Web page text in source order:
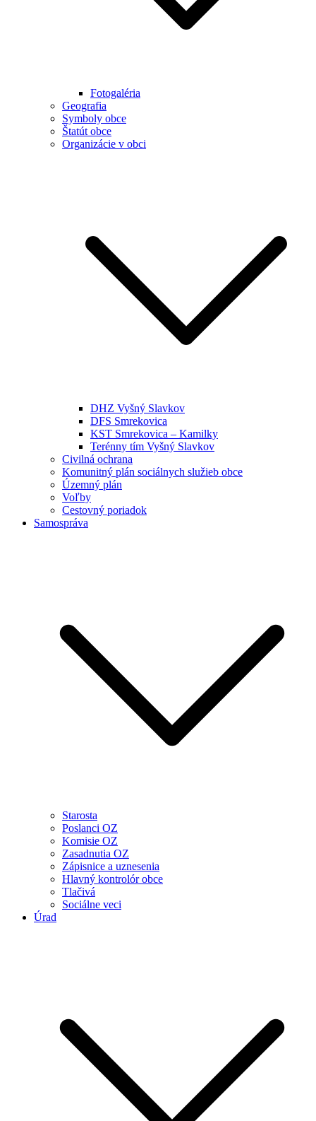
Fotogaléria
Geografia
Symboly obce
Štatút obce
Organizácie v obci
DHZ Vyšný Slavkov
DFS Smrekovica
KST Smrekovica – Kamilky
Terénny tím Vyšný Slavkov
Civilná ochrana
Komunitný plán sociálnych služieb obce
Územný plán
Voľby
Cestovný poriadok
Samospráva
Starosta
Poslanci OZ
Komisie OZ
Zasadnutia OZ
Zápisnice a uznesenia
Hlavný kontrolór obce
Tlačivá
Sociálne veci
Úrad